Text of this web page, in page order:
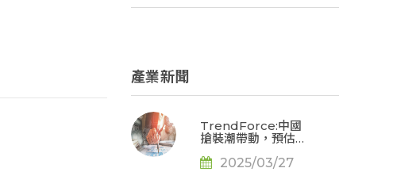
產業新聞
TrendForce:中國
搶裝潮帶動，預估
價格集體上漲
2025/03/27